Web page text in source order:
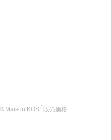
※Maison KOSÉ販売価格